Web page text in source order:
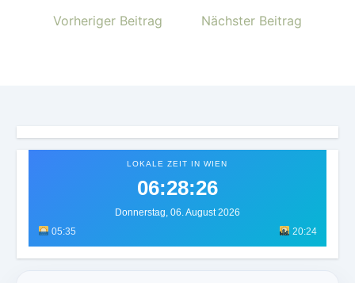
Vorheriger Beitrag Nächster Beitrag
LOKALE ZEIT IN WIEN
06:28:30
Donnerstag, 06. August 2026
05:35
20:24